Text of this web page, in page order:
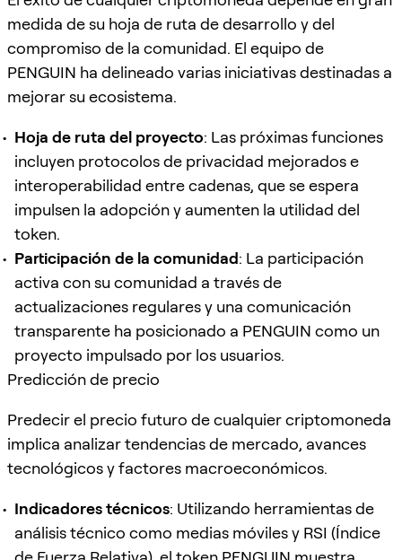
medida de su hoja de ruta de desarrollo y del
compromiso de la comunidad. El equipo de
PENGUIN ha delineado varias iniciativas destinadas a
mejorar su ecosistema.
Hoja de ruta del proyecto: Las próximas funciones
incluyen protocolos de privacidad mejorados e
interoperabilidad entre cadenas, que se espera
impulsen la adopción y aumenten la utilidad del
token.
Participación de la comunidad: La participación
activa con su comunidad a través de
actualizaciones regulares y una comunicación
transparente ha posicionado a PENGUIN como un
proyecto impulsado por los usuarios.
Predicción de precio
Predecir el precio futuro de cualquier criptomoneda
implica analizar tendencias de mercado, avances
tecnológicos y factores macroeconómicos.
Indicadores técnicos: Utilizando herramientas de
análisis técnico como medias móviles y RSI (Índice